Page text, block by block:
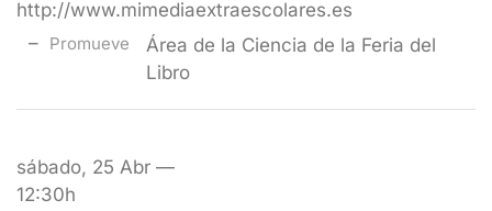
http://www.mimediaextraescolares.es
Promueve
Área de la Ciencia de la Feria del
Libro
sábado, 25 Abr —
12:30h